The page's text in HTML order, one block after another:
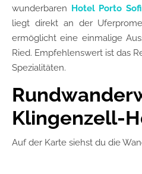
wunderbaren Hotel Porto
liegt direkt an der
ermöglicht eine einmalige
Ried. Empfehlenswert ist das
Spezialitäten.
Klingenzell-
Auf der Karte siehst du die